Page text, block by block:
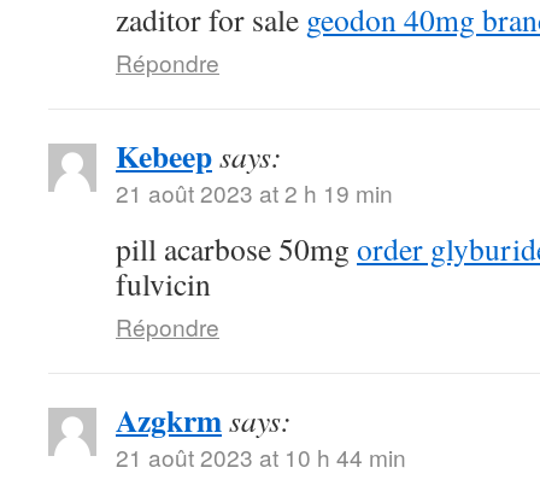
zaditor for sale geodon 40mg
Répondre
Kebeepsays:
21 août 2023 at 2 h 19 min
pill acarbose 50mg order
fulvicin
Répondre
Azgkrmsays:
21 août 2023 at 10 h 44 min